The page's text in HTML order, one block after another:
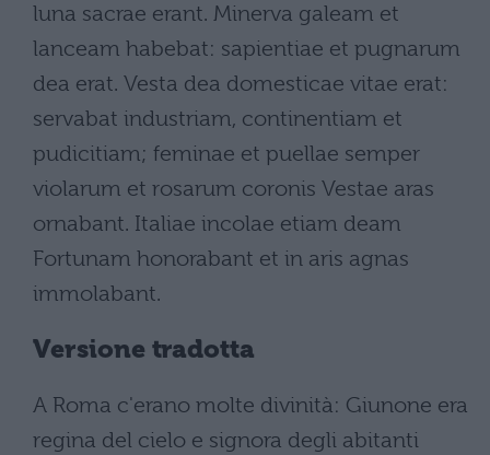
luna sacrae erant. Minerva galeam et
lanceam habebat: sapientiae et pugnarum
dea erat. Vesta dea domesticae vitae erat:
servabat industriam, continentiam et
pudicitiam; feminae et puellae semper
violarum et rosarum coronis Vestae aras
ornabant. Italiae incolae etiam deam
Fortunam honorabant et in aris agnas
immolabant.
Versione tradotta
A Roma c'erano molte divinità: Giunone era
regina del cielo e signora degli abitanti